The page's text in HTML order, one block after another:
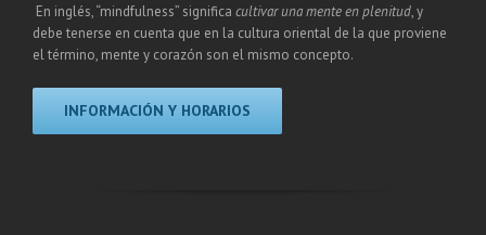
En inglés, “mindfulness” significa cultivar una mente en plenitud, y
debe tenerse en cuenta que en la cultura oriental de la que proviene
el término, mente y corazón son el mismo concepto.
INFORMACIÓN Y HORARIOS